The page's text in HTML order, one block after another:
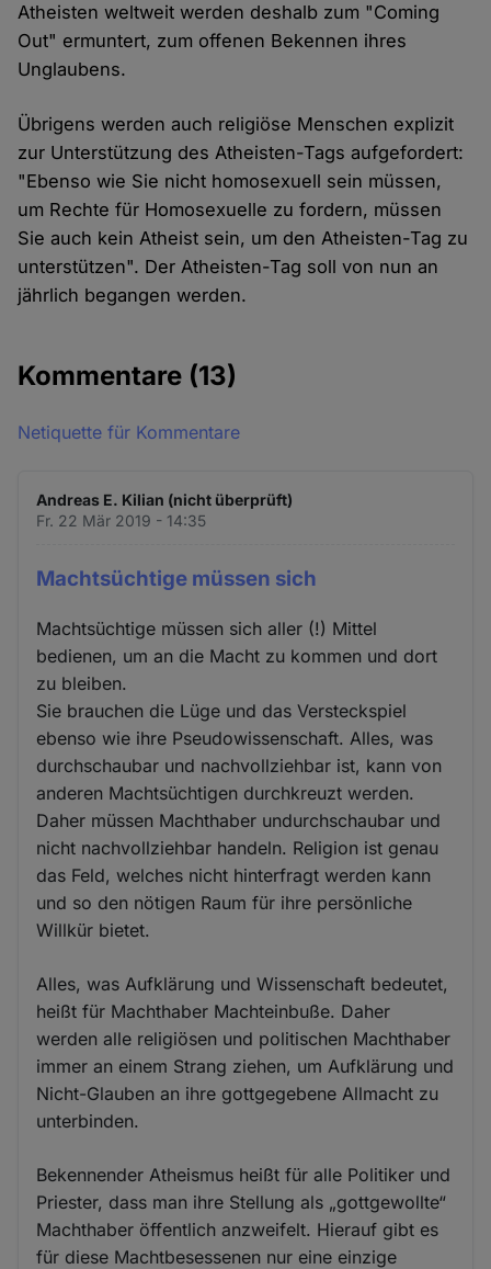
Atheisten weltweit werden deshalb zum "Coming
Out" ermuntert, zum offenen Bekennen ihres
Unglaubens.
Übrigens werden auch religiöse Menschen explizit
zur Unterstützung des Atheisten-Tags aufgefordert:
"Ebenso wie Sie nicht homosexuell sein müssen,
um Rechte für Homosexuelle zu fordern, müssen
Sie auch kein Atheist sein, um den Atheisten-Tag zu
unterstützen". Der Atheisten-Tag soll von nun an
jährlich begangen werden.
Kommentare (13)
Netiquette für Kommentare
Andreas E. Kilian (nicht überprüft)
Fr. 22 Mär 2019 - 14:35
Machtsüchtige müssen sich
Machtsüchtige müssen sich aller (!) Mittel
bedienen, um an die Macht zu kommen und dort
zu bleiben.
Sie brauchen die Lüge und das Versteckspiel
ebenso wie ihre Pseudowissenschaft. Alles, was
durchschaubar und nachvollziehbar ist, kann von
anderen Machtsüchtigen durchkreuzt werden.
Daher müssen Machthaber undurchschaubar und
nicht nachvollziehbar handeln. Religion ist genau
das Feld, welches nicht hinterfragt werden kann
und so den nötigen Raum für ihre persönliche
Willkür bietet.
Alles, was Aufklärung und Wissenschaft bedeutet,
heißt für Machthaber Machteinbuße. Daher
werden alle religiösen und politischen Machthaber
immer an einem Strang ziehen, um Aufklärung und
Nicht-Glauben an ihre gottgegebene Allmacht zu
unterbinden.
Bekennender Atheismus heißt für alle Politiker und
Priester, dass man ihre Stellung als „gottgewollte“
Machthaber öffentlich anzweifelt. Hierauf gibt es
für diese Machtbesessenen nur eine einzige